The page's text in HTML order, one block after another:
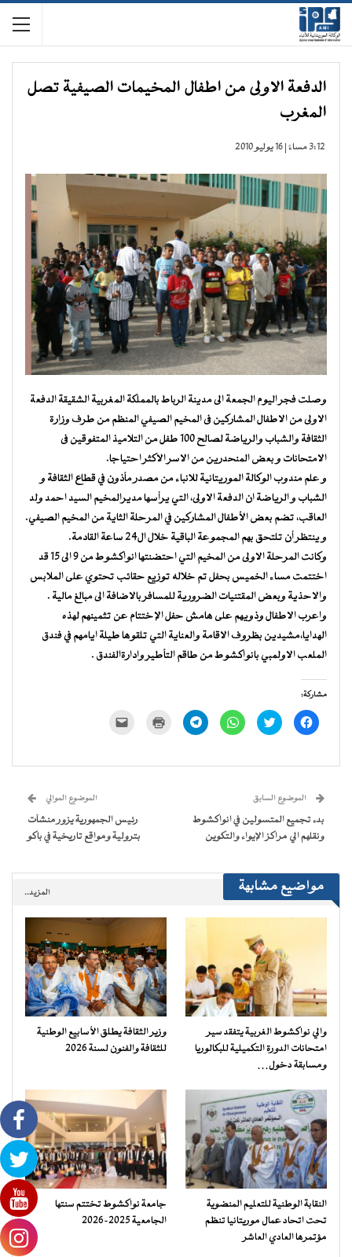
الدفعة الاولى من اطفال المخيمات الصيفية تصل
المغرب
3:12 مساءً | 16 يوليو 2010
وصلت فجر اليوم الجمعة الى مدينة الرباط بالمملكة المغربية الشقيقة الدفعة
الاولى من الاطفال المشاركين فى المخيم الصيفي المنظم من طرف وزارة
الثقافة والشباب والرياضة لصالح 100 طفل من التلاميذ المتفوقين فى
الامتحانات و بعض المنحدرين من الاسر الاكثر احتياجا.
و علم مندوب الوكالة الموريتانية للانباء من مصدر مأذون في قطاع الثقافة و
الشباب و الرياضة ان الدفعة الاولى، التي يرأسها مديرالمخيم السيد احمد ولد
العاقب، تضم بعض الأطفال المشاركين في المرحلة الثاية من المخيم الصيفي.
و ينتظر أن تلتحق بهم المجموعة الباقية خلال ال24 ساعة القادمة.
وكانت المرحلة الاولى من المخيم التي احتضنتها انواكشوط من 9 الى 15 قد
اختتمت مساء الخميس بحفل تم خلاله توزيع حقائب تحتوي على الملابس
والاحذية وبعض المقتنيات الضرورية للمسافر بالاضافة الى مبالغ مالية .
واعرب الاطفال وذويهم على هامش حفل الإختتام عن تثمينهم لهذه
الهدايا،مشيدين بظروف الاقامة والعناية التي تلقوها طيلة ايامهم في فندق
الملعب الاولمبي بانواكشوط من طاقم التأطير وادارةالفندق .
مشاركة:
انقر
للمشاركة
في
اضغط
للمشاركة
في
انقر
للمشاركة
في
انقر
للمشاركة
في
للطباعة
جديدة) الإلكتروني
نافذة
جديدة)
الموضوع السابق
بدء تجميع المتسولين في انواكشوط
ونقلهم الي مراكز الإيواء والتكوين
الموضوع الموالي
رئيس الجمهورية يزور منشآت
بترولية ومواقع تاريخية في باكو
مواضيع مشابهة المزيد..
والي نواكشوط الغربية يتفقد سير
امتحانات الدورة التكميلية للبكالوريا
ومسابقة دخول…
وزير الثقافة يطلق الأسابيع الوطنية
للثقافة والفنون لسنة 2026
النقابة الوطنية للتعليم المنضوية
تحت اتحاد عمال موريتانيا تنظم
مؤتمرها العادي العاشر
جامعة نواكشوط تختتم سنتها
الجامعية 2025-2026